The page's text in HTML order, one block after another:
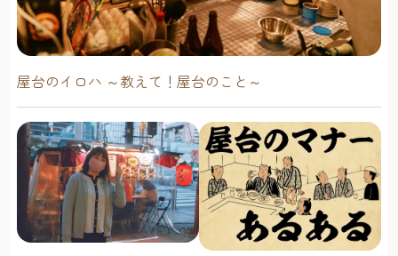
屋台のイロハ ～教えて！屋台のこと～